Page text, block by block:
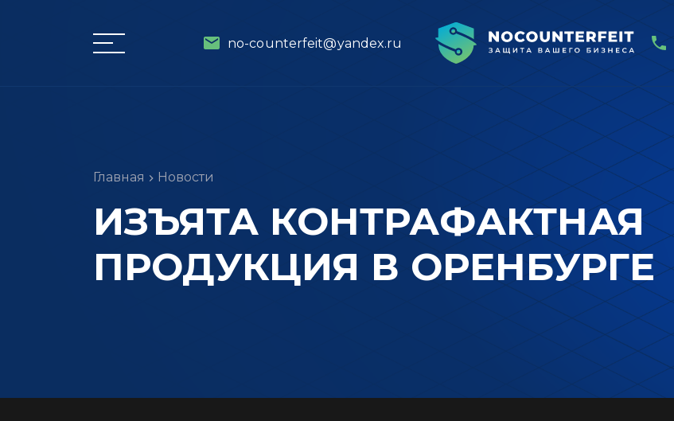
no-counterfeit@yandex.ru
Главная Новости
ИЗЪЯТА КОНТРАФАКТНАЯ
ПРОДУКЦИЯ В ОРЕНБУРГЕ